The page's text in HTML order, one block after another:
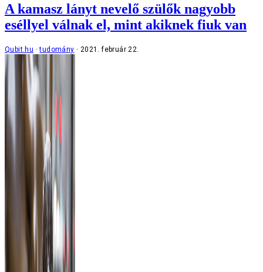
A kamasz lányt nevelő szülők nagyobb
eséllyel válnak el, mint akiknek fiuk van
Qubit.hu tudomány 2021. február 22.